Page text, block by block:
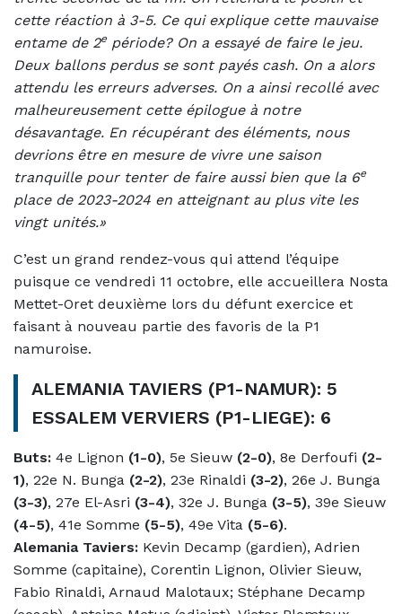
cette réaction à 3-5. Ce qui explique cette mauvaise
entame de 2epériode? On a essayé de faire le jeu.
Deux ballons perdus se sont payés cash. On a alors
attendu les erreurs adverses. On a ainsi recollé avec
malheureusement cette épilogue à notre
désavantage. En récupérant des éléments, nous
devrions être en mesure de vivre une saison
tranquille pour tenter de faire aussi bien que la 6e
place de 2023-2024 en atteignant au plus vite les
vingt unités.»
C’est un grand rendez-vous qui attend l’équipe
puisque ce vendredi 11 octobre, elle accueillera Nosta
Mettet-Oret deuxième lors du défunt exercice et
faisant à nouveau partie des favoris de la P1
namuroise.
ALEMANIA TAVIERS (P1-NAMUR): 5
ESSALEM VERVIERS (P1-LIEGE): 6
Buts: 4e Lignon (1-0), 5e Sieuw (2-0), 8e Derfoufi (2-
1), 22e N. Bunga (2-2), 23e Rinaldi (3-2), 26e J. Bunga
(3-3), 27e El-Asri (3-4), 32e J. Bunga (3-5), 39e Sieuw
(4-5), 41e Somme (5-5), 49e Vita (5-6).
Alemania Taviers: Kevin Decamp (gardien), Adrien
Somme (capitaine), Corentin Lignon, Olivier Sieuw,
Fabio Rinaldi, Arnaud Malotaux; Stéphane Decamp